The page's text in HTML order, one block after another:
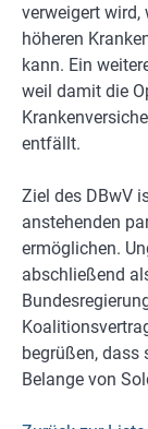
verweigert wird,
höheren
kann. Ein
weil damit die
entfällt.
Ziel des DBwV
anstehenden
ermöglichen.
abschließend
begrüßen, dass
Belange von